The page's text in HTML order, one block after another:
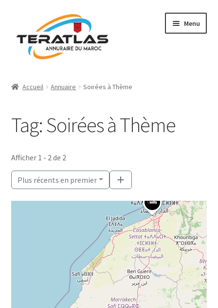
navigation
contenu
Menu
Annuaire
Mon compte
Accueil Annuaire Soirées à Thème
Tag: Soirées à Thème
Afficher 1 - 2 de 2
Plus récents en premier